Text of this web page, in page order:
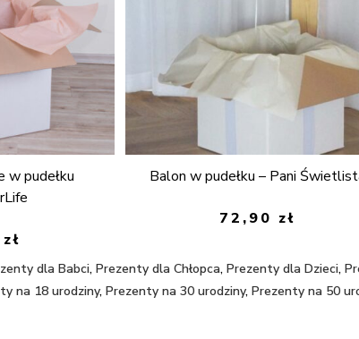
w pudełku
zł
Balon w pudełku – Pani
72,90 zł
dla Babci,Prezenty dla Chłopca,Prezenty dla Dzieci,
na 18 urodziny,Prezenty na 30 urodziny,Prezenty na 50